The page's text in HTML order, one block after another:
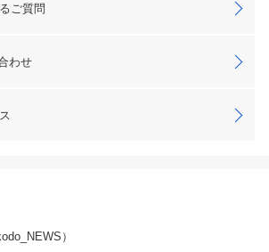
ご質問
わせ
）